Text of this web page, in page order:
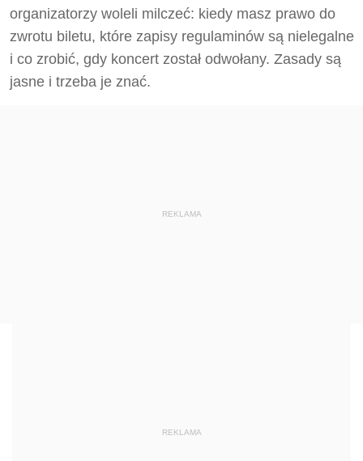
organizatorzy woleli milczeć: kiedy masz prawo do
zwrotu biletu, które zapisy regulaminów są nielegalne
i co zrobić, gdy koncert został odwołany. Zasady są
jasne i trzeba je znać.
REKLAMA
REKLAMA